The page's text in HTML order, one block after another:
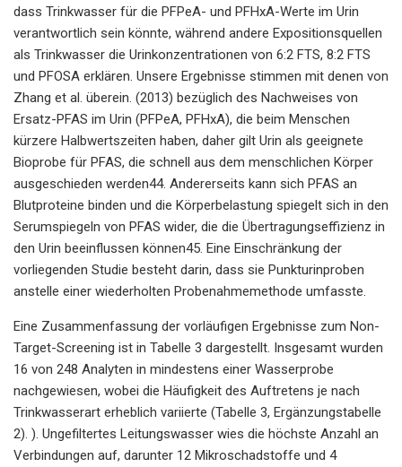
dass Trinkwasser für die PFPeA- und PFHxA-Werte im Urin
verantwortlich sein könnte, während andere Expositionsquellen
als Trinkwasser die Urinkonzentrationen von 6:2 FTS, 8:2 FTS
und PFOSA erklären. Unsere Ergebnisse stimmen mit denen von
Zhang et al. überein. (2013) bezüglich des Nachweises von
Ersatz-PFAS im Urin (PFPeA, PFHxA), die beim Menschen
kürzere Halbwertszeiten haben, daher gilt Urin als geeignete
Bioprobe für PFAS, die schnell aus dem menschlichen Körper
ausgeschieden werden44. Andererseits kann sich PFAS an
Blutproteine ​​binden und die Körperbelastung spiegelt sich in den
Serumspiegeln von PFAS wider, die die Übertragungseffizienz in
den Urin beeinflussen können45. Eine Einschränkung der
vorliegenden Studie besteht darin, dass sie Punkturinproben
anstelle einer wiederholten Probenahmemethode umfasste.
Eine Zusammenfassung der vorläufigen Ergebnisse zum Non-
Target-Screening ist in Tabelle 3 dargestellt. Insgesamt wurden
16 von 248 Analyten in mindestens einer Wasserprobe
nachgewiesen, wobei die Häufigkeit des Auftretens je nach
Trinkwasserart erheblich variierte (Tabelle 3, Ergänzungstabelle
2). ). Ungefiltertes Leitungswasser wies die höchste Anzahl an
Verbindungen auf, darunter 12 Mikroschadstoffe und 4